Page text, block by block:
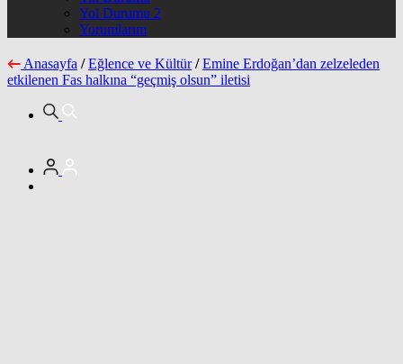
Yol Durumu 2
Yorumlarım
Anasayfa / Eğlence ve Kültür / Emine Erdoğan’dan zelzeleden
etkilenen Fas halkına “geçmiş olsun” iletisi